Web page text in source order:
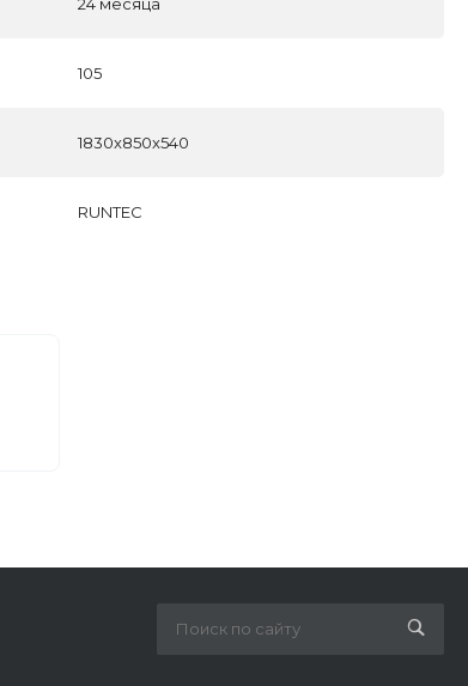
105
1830x850x540
RUNTEC